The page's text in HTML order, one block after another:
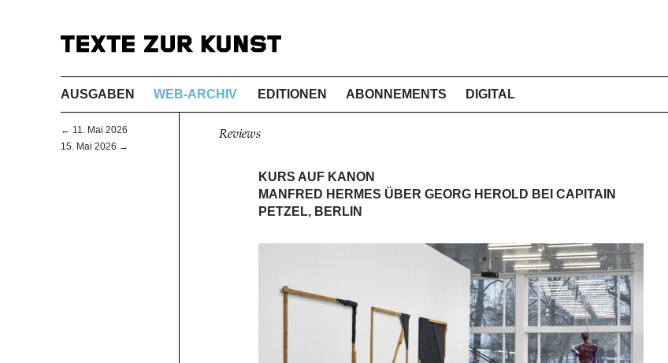
AUSGABEN WEB-ARCHIV EDITIONEN ABONNEMENTS DIGITAL
← 11. Mai 2026
15. Mai 2026 →
Reviews
KURS AUF KANON
MANFRED HERMES ÜBER GEORG HEROLD BEI CAPITAIN
PETZEL, BERLIN